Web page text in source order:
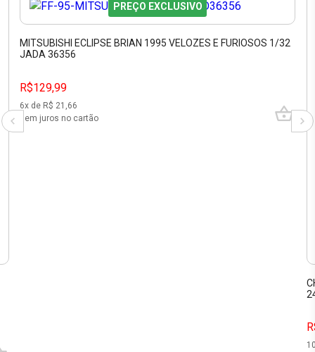
PREÇO EXCLUSIVO
MITSUBISHI ECLIPSE BRIAN 1995 VELOZES E FURIOSOS 1/32
JADA 36356
R$129,99
6x de R$ 21,66
sem juros no cartão